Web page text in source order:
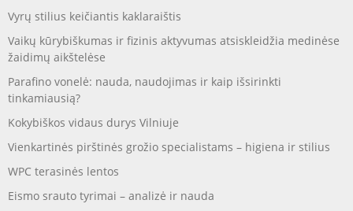
Vyrų stilius keičiantis kaklaraištis
Vaikų kūrybiškumas ir fizinis aktyvumas atsiskleidžia medinėse
žaidimų aikštelėse
Parafino vonelė: nauda, naudojimas ir kaip išsirinkti
tinkamiausią?
Kokybiškos vidaus durys Vilniuje
Vienkartinės pirštinės grožio specialistams – higiena ir stilius
WPC terasinės lentos
Eismo srauto tyrimai – analizė ir nauda